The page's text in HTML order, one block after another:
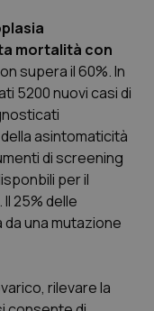
Collo
mortalità con
supera il 60%. In
5200 nuovi casi di
asintomaticità
di screening
per il
25% delle
da una mutazione
rilevare la